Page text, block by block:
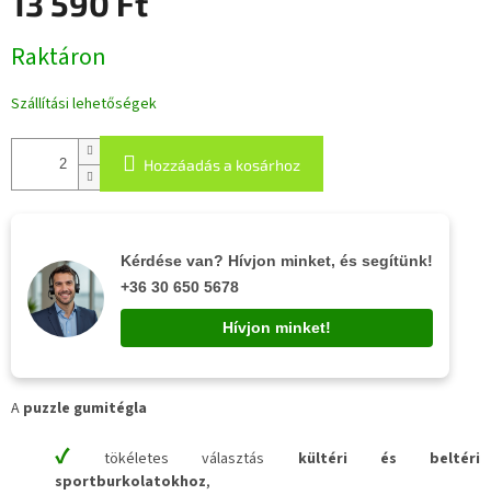
Raktáron
Szállítási lehetőségek
Hozzáadás a kosárhoz
Kérdése van? Hívjon minket, és segítünk!
+36 30 650 5678
Hívjon minket!
A puzzle gumitégla
✔tökéletes választás kültéri és beltéri
sportburkolatokhoz,